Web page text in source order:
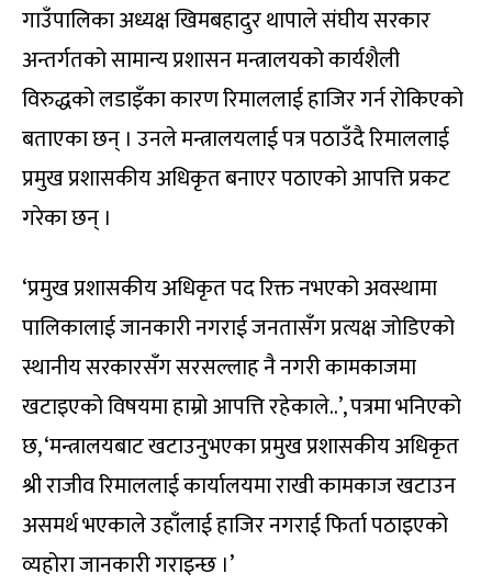
गाउँपालिका अध्यक्ष खिमबहादुर थापाले संघीय सरकार
अन्तर्गतको सामान्य प्रशासन मन्त्रालयको कार्यशैली
विरुद्धको लडाइँका कारण रिमाललाई हाजिर गर्न रोकिएको
बताएका छन् । उनले मन्त्रालयलाई पत्र पठाउँदै रिमाललाई
प्रमुख प्रशासकीय अधिकृत बनाएर पठाएको आपत्ति प्रकट
गरेका छन् ।
‘प्रमुख प्रशासकीय अधिकृत पद रिक्त नभएको अवस्थामा
पालिकालाई जानकारी नगराई जनतासँग प्रत्यक्ष जोडिएको
स्थानीय सरकारसँग सरसल्लाह नै नगरी कामकाजमा
खटाइएको विषयमा हाम्रो आपत्ति रहेकाले..’, पत्रमा भनिएको
छ, ‘मन्त्रालयबाट खटाउनुभएका प्रमुख प्रशासकीय अधिकृत
श्री राजीव रिमाललाई कार्यालयमा राखी कामकाज खटाउन
असमर्थ भएकाले उहाँलाई हाजिर नगराई फिर्ता पठाइएको
व्यहोरा जानकारी गराइन्छ ।’